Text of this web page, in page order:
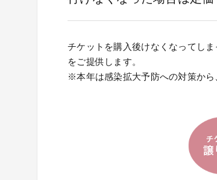
チケットを購入後けなくなってし
をご提供します。
※本年は感染拡大予防への対策から